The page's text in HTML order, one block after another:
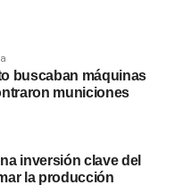
buscaban máquinas
municiones
inversión clave del
la producción